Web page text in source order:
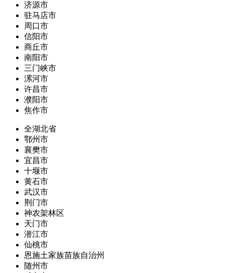
济源市
驻马店市
周口市
信阳市
商丘市
南阳市
三门峡市
漯河市
许昌市
濮阳市
焦作市
全湖北省
鄂州市
襄樊市
宜昌市
十堰市
黄石市
武汉市
荆门市
神农架林区
天门市
潜江市
仙桃市
恩施土家族苗族自治州
随州市